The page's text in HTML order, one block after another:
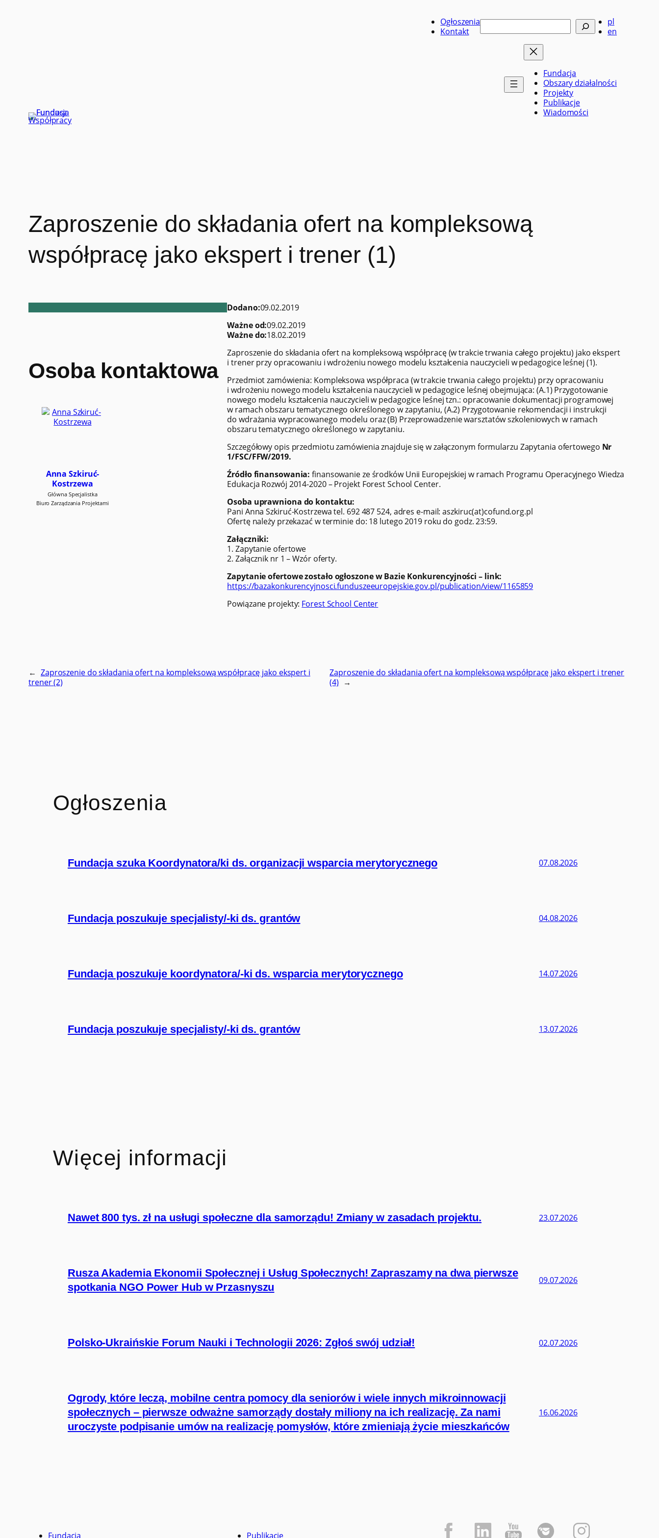
Ogłoszenia
Kontakt
Szukaj
pl
en
Fundacja
Obszary działalności
Projekty
Publikacje
Wiadomości
Zaproszenie do składania ofert na kompleksową
współpracę jako ekspert i trener (1)
Osoba kontaktowa
Anna Szkiruć-
Kostrzewa
Główna Specjalistka
Biuro Zarządzania Projektami
Dodano:09.02.2019
Ważne od:09.02.2019
Ważne do:18.02.2019
Zaproszenie do składania ofert na kompleksową współpracę (w trakcie trwania całego projektu) jako ekspert
i trener przy opracowaniu i wdrożeniu nowego modelu kształcenia nauczycieli w pedagogice leśnej (1).
Przedmiot zamówienia: Kompleksowa współpraca (w trakcie trwania całego projektu) przy opracowaniu
i wdrożeniu nowego modelu kształcenia nauczycieli w pedagogice leśnej obejmująca: (A.1) Przygotowanie
nowego modelu kształcenia nauczycieli w pedagogice leśnej tzn.: opracowanie dokumentacji programowej
w ramach obszaru tematycznego określonego w zapytaniu, (A.2) Przygotowanie rekomendacji i instrukcji
do wdrażania wypracowanego modelu oraz (B) Przeprowadzenie warsztatów szkoleniowych w ramach
obszaru tematycznego określonego w zapytaniu.
Szczegółowy opis przedmiotu zamówienia znajduje się w załączonym formularzu Zapytania ofertowego Nr
1/FSC/FFW/2019.
Źródło finansowania:finansowanie ze środków Unii Europejskiej w ramach Programu Operacyjnego Wiedza
Edukacja Rozwój 2014-2020 – Projekt Forest School Center.
Osoba uprawniona do kontaktu:
Pani Anna Szkiruć-Kostrzewa tel. 692 487 524, adres e-mail: aszkiruc(at)cofund.org.pl
Ofertę należy przekazać w terminie do: 18 lutego 2019 roku do godz. 23:59.
Załączniki:
1. Zapytanie ofertowe
2. Załącznik nr 1 – Wzór oferty.
Zapytanie ofertowe zostało ogłoszone w Bazie Konkurencyjności – link:
https://bazakonkurencyjnosci.funduszeeuropejskie.gov.pl/publication/view/1165859
Powiązane projekty: Forest School Center
← Zaproszenie do składania ofert na kompleksową współpracę jako ekspert i
trener (2)
Zaproszenie do składania ofert na kompleksową współpracę jako ekspert i trener
(4) →
Ogłoszenia
Fundacja szuka Koordynatora/ki ds. organizacji wsparcia merytorycznego 07.08.2026
Fundacja poszukuje specjalisty/-ki ds. grantów 04.08.2026
Fundacja poszukuje koordynatora/-ki ds. wsparcia merytorycznego 14.07.2026
Fundacja poszukuje specjalisty/-ki ds. grantów 13.07.2026
Więcej informacji
Nawet 800 tys. zł na usługi społeczne dla samorządu! Zmiany w zasadach projektu. 23.07.2026
Rusza Akademia Ekonomii Społecznej i Usług Społecznych! Zapraszamy na dwa pierwsze
spotkania NGO Power Hub w Przasnyszu
09.07.2026
Polsko-Ukraińskie Forum Nauki i Technologii 2026: Zgłoś swój udział! 02.07.2026
Ogrody, które leczą, mobilne centra pomocy dla seniorów i wiele innych mikroinnowacji
społecznych – pierwsze odważne samorządy dostały miliony na ich realizację. Za nami
uroczyste podpisanie umów na realizację pomysłów, które zmieniają życie mieszkańców
16.06.2026
Fundacja Publikacje